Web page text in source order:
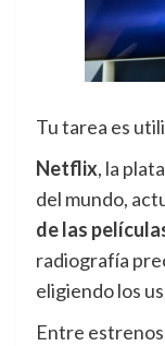
Tu tarea es
Netflix, la
del mundo,
de las
radiografía
eligiendo los
Entre